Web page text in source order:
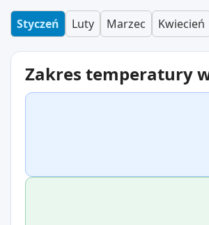
Styczeń Luty Marzec Kwiecień
Zakres temperatury